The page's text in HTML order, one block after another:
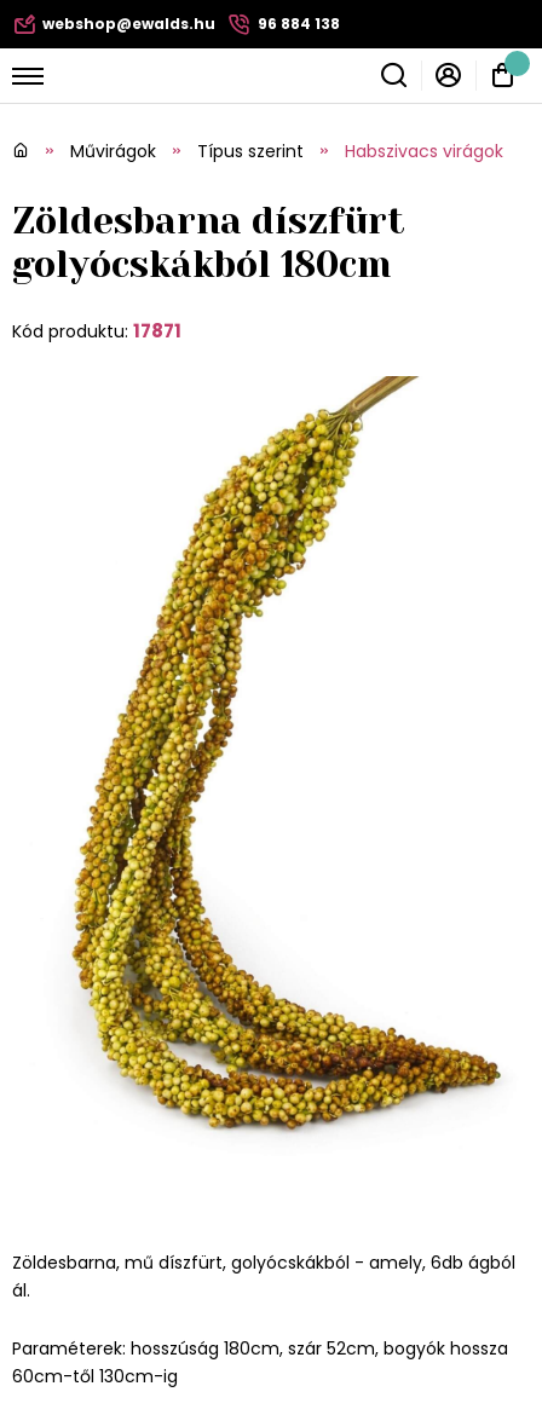
webshop@ewalds.hu 96 884 138
Művirágok Típus szerint Habszivacs virágok
Zöldesbarna díszfürt
golyócskákból 180cm
Kód produktu: 17871
Zöldesbarna, mű díszfürt, golyócskákból - amely, 6db ágból
ál.
Paraméterek: hosszúság 180cm, szár 52cm, bogyók hossza
60cm-től 130cm-ig